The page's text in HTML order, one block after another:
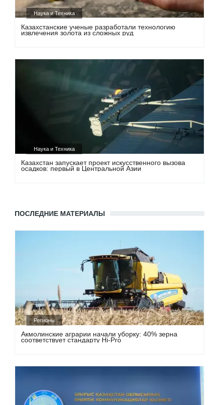
Наука и Техника
Казахстанские ученые разработали технологию
извлечения золота из сложных руд
Наука и Техника
Казахстан запускает проект искусственного вызова
осадков: первый в Центральной Азии
ПОСЛЕДНИЕ МАТЕРИАЛЫ
Регионы
Акмолинские аграрии начали уборку: 40% зерна
соответствует стандарту Hi-Pro